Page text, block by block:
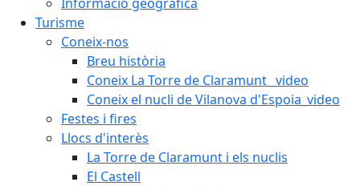
Turisme
Coneix-nos
Breu història
Coneix La Torre de Claramunt _video
Coneix el nucli de Vilanova d'Espoia_video
Festes i fires
Llocs d'interès
La Torre de Claramunt i els nuclis
El Castell